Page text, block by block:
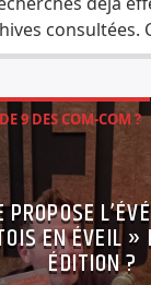
consultées.
9 DES COM-COM ?
PROPOSE
EN ÉVEIL »
ÉDITION ?